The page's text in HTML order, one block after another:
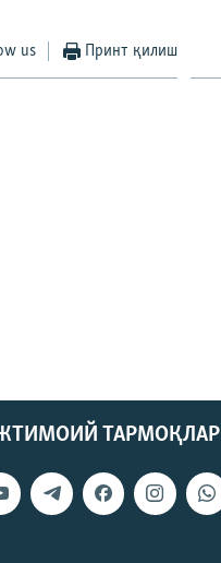
us Принт қилиш
ТАРМОҚЛАР